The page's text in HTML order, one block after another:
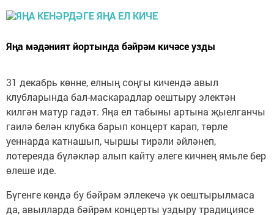
Яңа мәдәният йортында бәйрәм кичәсе узды
31 декабрь көнне, елның соңгы кичендә авыл
клубларында бал-маскарадлар оештыру электән
килгән матур гадәт. Яңа ел табыны артына җыелганчы
гаилә белән клубка барып концерт карап, төрле
уеннарда катнашып, чыршы тирәли әйләнеп,
лотереяда бүләкләр алып кайту әлеге кичнең ямьле бер
өлеше иде.
Бүгенге көндә бу бәйрәм эллекечә үк оештырылмаса
да, авылларда бәйрәм концерты уздыру традициясе